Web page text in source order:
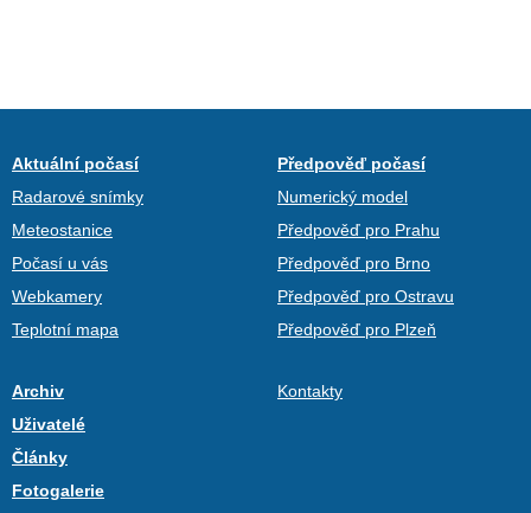
Aktuální počasí
Radarové snímky
Meteostanice
Počasí u vás
Webkamery
Teplotní mapa
Předpověď počasí
Numerický model
Předpověď pro Prahu
Předpověď pro Brno
Předpověď pro Ostravu
Předpověď pro Plzeň
Archiv
Uživatelé
Články
Fotogalerie
Kontakty